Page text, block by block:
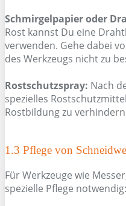
Schmirgelpapier oder
Rost kannst Du eine
verwenden. Gehe dabei
des Werkzeugs nicht zu
Rostschutzspray: Nach
spezielles
Rostbildung zu
1.3 Pflege von
Für Werkzeuge wie
spezielle Pflege notwendig: